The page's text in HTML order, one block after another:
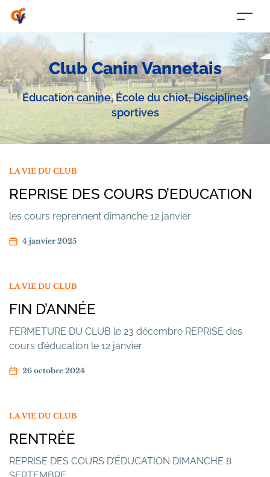
Club Canin Vannetais
Éducation canine, École du chiot, Disciplines
sportives
REPRISE DES COURS D’EDUCATION
LA VIE DU CLUB
les cours reprennent dimanche 12 janvier
4 janvier 2025
FIN D’ANNÉE
LA VIE DU CLUB
FERMETURE DU CLUB le 23 décembre REPRISE des
cours d’éducation le 12 janvier
26 octobre 2024
RENTRÉE
LA VIE DU CLUB
REPRISE DES COURS D’ÉDUCATION DIMANCHE 8